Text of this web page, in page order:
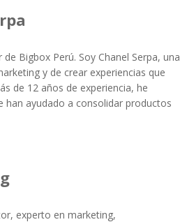
Bigbox Perú. Soy Chanel Serpa, una
y de crear experiencias que
de 12 años de experiencia, he
han ayudado a consolidar productos
experto en marketing,